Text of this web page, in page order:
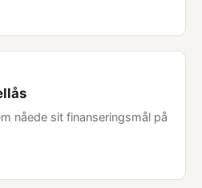
nåede sit finanseringsmål på